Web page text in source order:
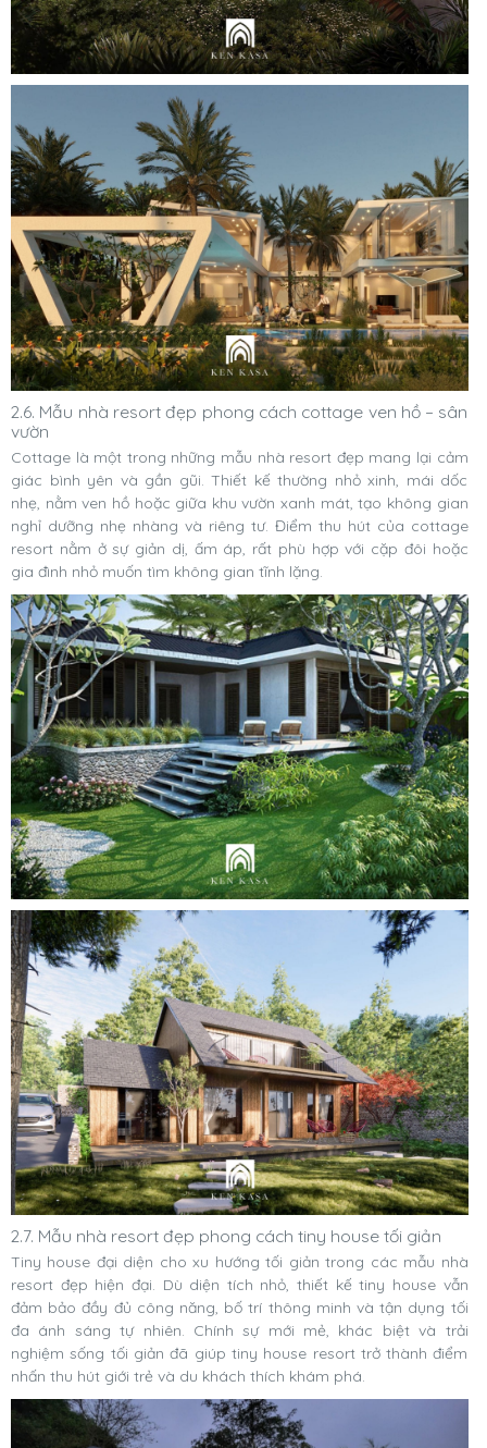
2.6. Mẫu nhà resort đẹp phong cách cottage ven hồ – sân
vườn
Cottage là một trong những mẫu nhà resort đẹp mang lại cảm
giác bình yên và gần gũi. Thiết kế thường nhỏ xinh, mái dốc
nhẹ, nằm ven hồ hoặc giữa khu vườn xanh mát, tạo không gian
nghỉ dưỡng nhẹ nhàng và riêng tư. Điểm thu hút của cottage
resort nằm ở sự giản dị, ấm áp, rất phù hợp với cặp đôi hoặc
gia đình nhỏ muốn tìm không gian tĩnh lặng.
2.7. Mẫu nhà resort đẹp phong cách tiny house tối giản
Tiny house đại diện cho xu hướng tối giản trong các mẫu nhà
resort đẹp hiện đại. Dù diện tích nhỏ, thiết kế tiny house vẫn
đảm bảo đầy đủ công năng, bố trí thông minh và tận dụng tối
đa ánh sáng tự nhiên. Chính sự mới mẻ, khác biệt và trải
nghiệm sống tối giản đã giúp tiny house resort trở thành điểm
nhấn thu hút giới trẻ và du khách thích khám phá.